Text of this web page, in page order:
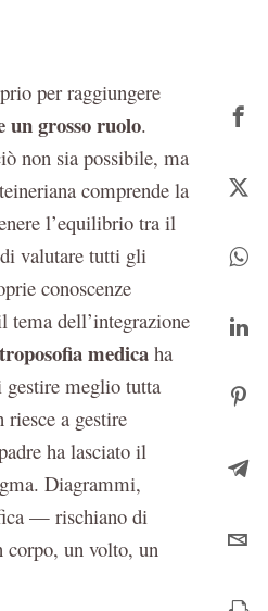
per raggiungere
un grosso ruolo.
non sia possibile, ma
comprende la
l’equilibrio tra il
valutare tutti gli
conoscenze
tema dell’integrazione
medica ha
gestire meglio tutta
a gestire
ha lasciato il
Diagrammi,
— rischiano di
corpo, un volto, un